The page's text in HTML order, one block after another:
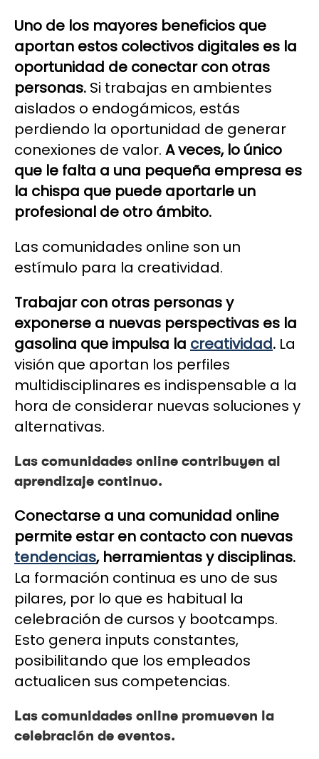
Uno de los mayores beneficios que
aportan estos colectivos digitales es la
oportunidad de conectar con otras
personas. Si trabajas en ambientes
aislados o endogámicos, estás
perdiendo la oportunidad de generar
conexiones de valor. A veces, lo único
que le falta a una pequeña empresa es
la chispa que puede aportarle un
profesional de otro ámbito.
Las comunidades online son un
estímulo para la creatividad.
Trabajar con otras personas y
exponerse a nuevas perspectivas es la
gasolina que impulsa la creatividad. La
visión que aportan los perfiles
multidisciplinares es indispensable a la
hora de considerar nuevas soluciones y
alternativas.
Las comunidades online contribuyen al
aprendizaje continuo.
Conectarse a una comunidad online
permite estar en contacto con nuevas
tendencias, herramientas y disciplinas.
La formación continua es uno de sus
pilares, por lo que es habitual la
celebración de cursos y bootcamps.
Esto genera inputs constantes,
posibilitando que los empleados
actualicen sus competencias.
Las comunidades online promueven la
celebración de eventos.